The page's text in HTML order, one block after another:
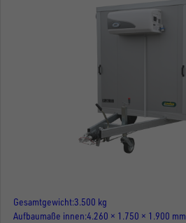
Gesamtgewicht3.500 kg
Aufbaumaße innen 4.260 × 1.750 × 1.900 mm